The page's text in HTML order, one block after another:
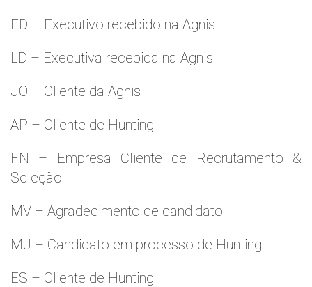
FD – Executivo recebido na Agnis
LD – Executiva recebida na Agnis
JO – Cliente da Agnis
AP – Cliente de Hunting
FN – Empresa Cliente de Recrutamento &
Seleção
MV – Agradecimento de candidato
MJ – Candidato em processo de Hunting
ES – Cliente de Hunting